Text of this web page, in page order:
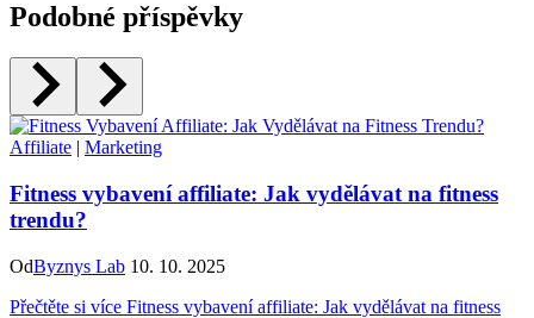
Podobné příspěvky
Affiliate | Marketing
Fitness vybavení affiliate: Jak vydělávat na fitness
trendu?
OdByznys Lab 10. 10. 2025
Přečtěte si více Fitness vybavení affiliate: Jak vydělávat na fitness